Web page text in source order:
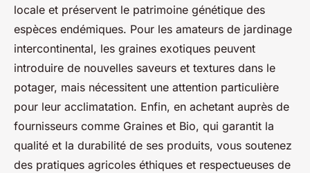
locale et préservent le patrimoine génétique des
espèces endémiques. Pour les amateurs de jardinage
intercontinental, les graines exotiques peuvent
introduire de nouvelles saveurs et textures dans le
potager, mais nécessitent une attention particulière
pour leur acclimatation. Enfin, en achetant auprès de
fournisseurs comme Graines et Bio, qui garantit la
qualité et la durabilité de ses produits, vous soutenez
des pratiques agricoles éthiques et respectueuses de